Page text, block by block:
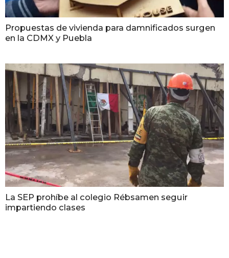
Propuestas de vivienda para damnificados surgen
en la CDMX y Puebla
La SEP prohíbe al colegio Rébsamen seguir
impartiendo clases